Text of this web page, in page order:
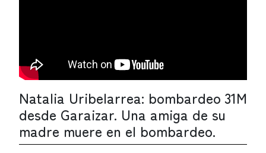
Natalia Uribelarrea: bombardeo 31M
desde Garaizar. Una amiga de su
madre muere en el bombardeo.